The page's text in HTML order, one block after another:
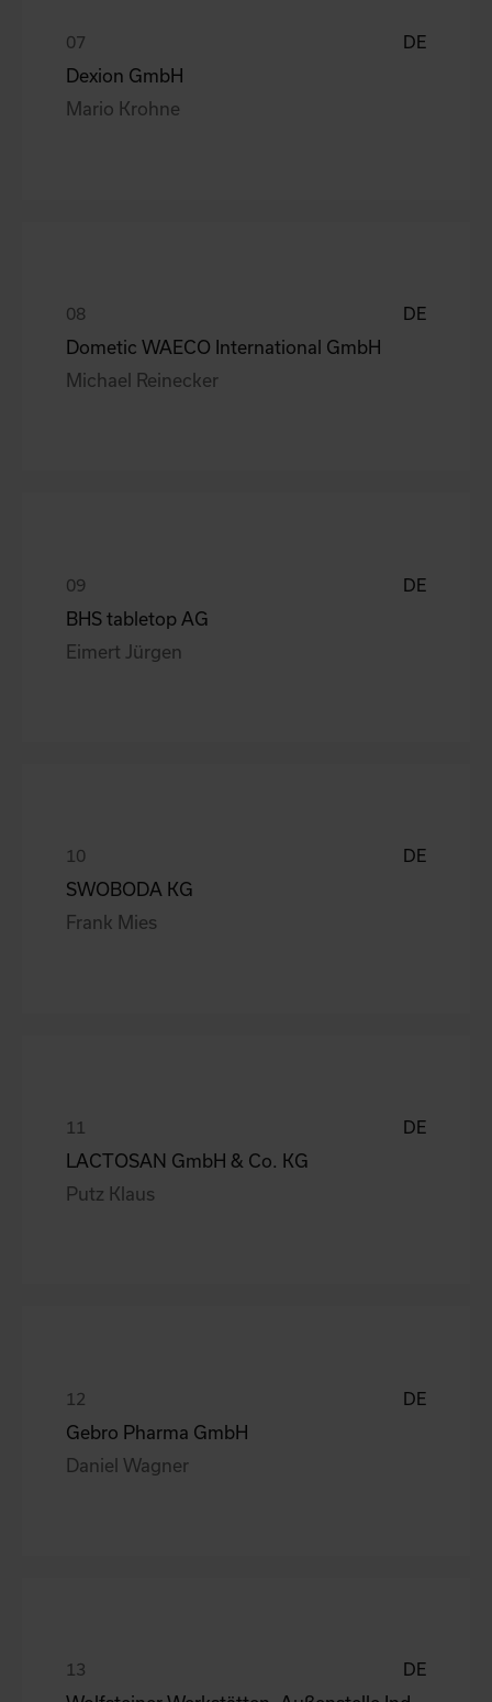
DE
Dexion GmbH
Mario Krohne
DE
Dometic WAECO International GmbH
Michael Reinecker
DE
BHS tabletop AG
Eimert Jürgen
DE
SWOBODA KG
Frank Mies
DE
LACTOSAN GmbH & Co. KG
Putz Klaus
DE
Gebro Pharma GmbH
Daniel Wagner
DE